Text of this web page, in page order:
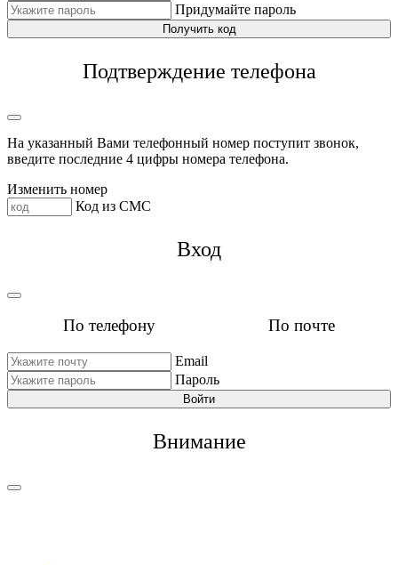
Придумайте пароль
Получить код
Подтверждение телефона
На указанный Вами телефонный номер поступит звонок,
введите последние 4 цифры номера телефона.
Изменить номер
Код из СМС
Вход
По телефону По почте
Email
Пароль
Войти
Внимание